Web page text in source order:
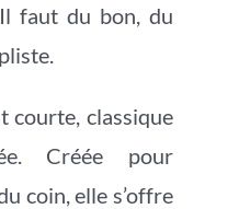
faut du bon, du
courte, classique
Créée pour
coin, elle s’offre